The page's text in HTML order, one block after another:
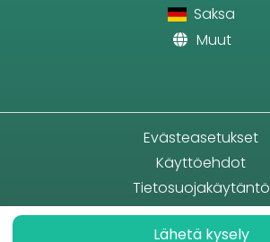
Lähetä kysely
Saksa
Muut
Evästeasetukset
Käyttöehdot
Tietosuojakäytäntö